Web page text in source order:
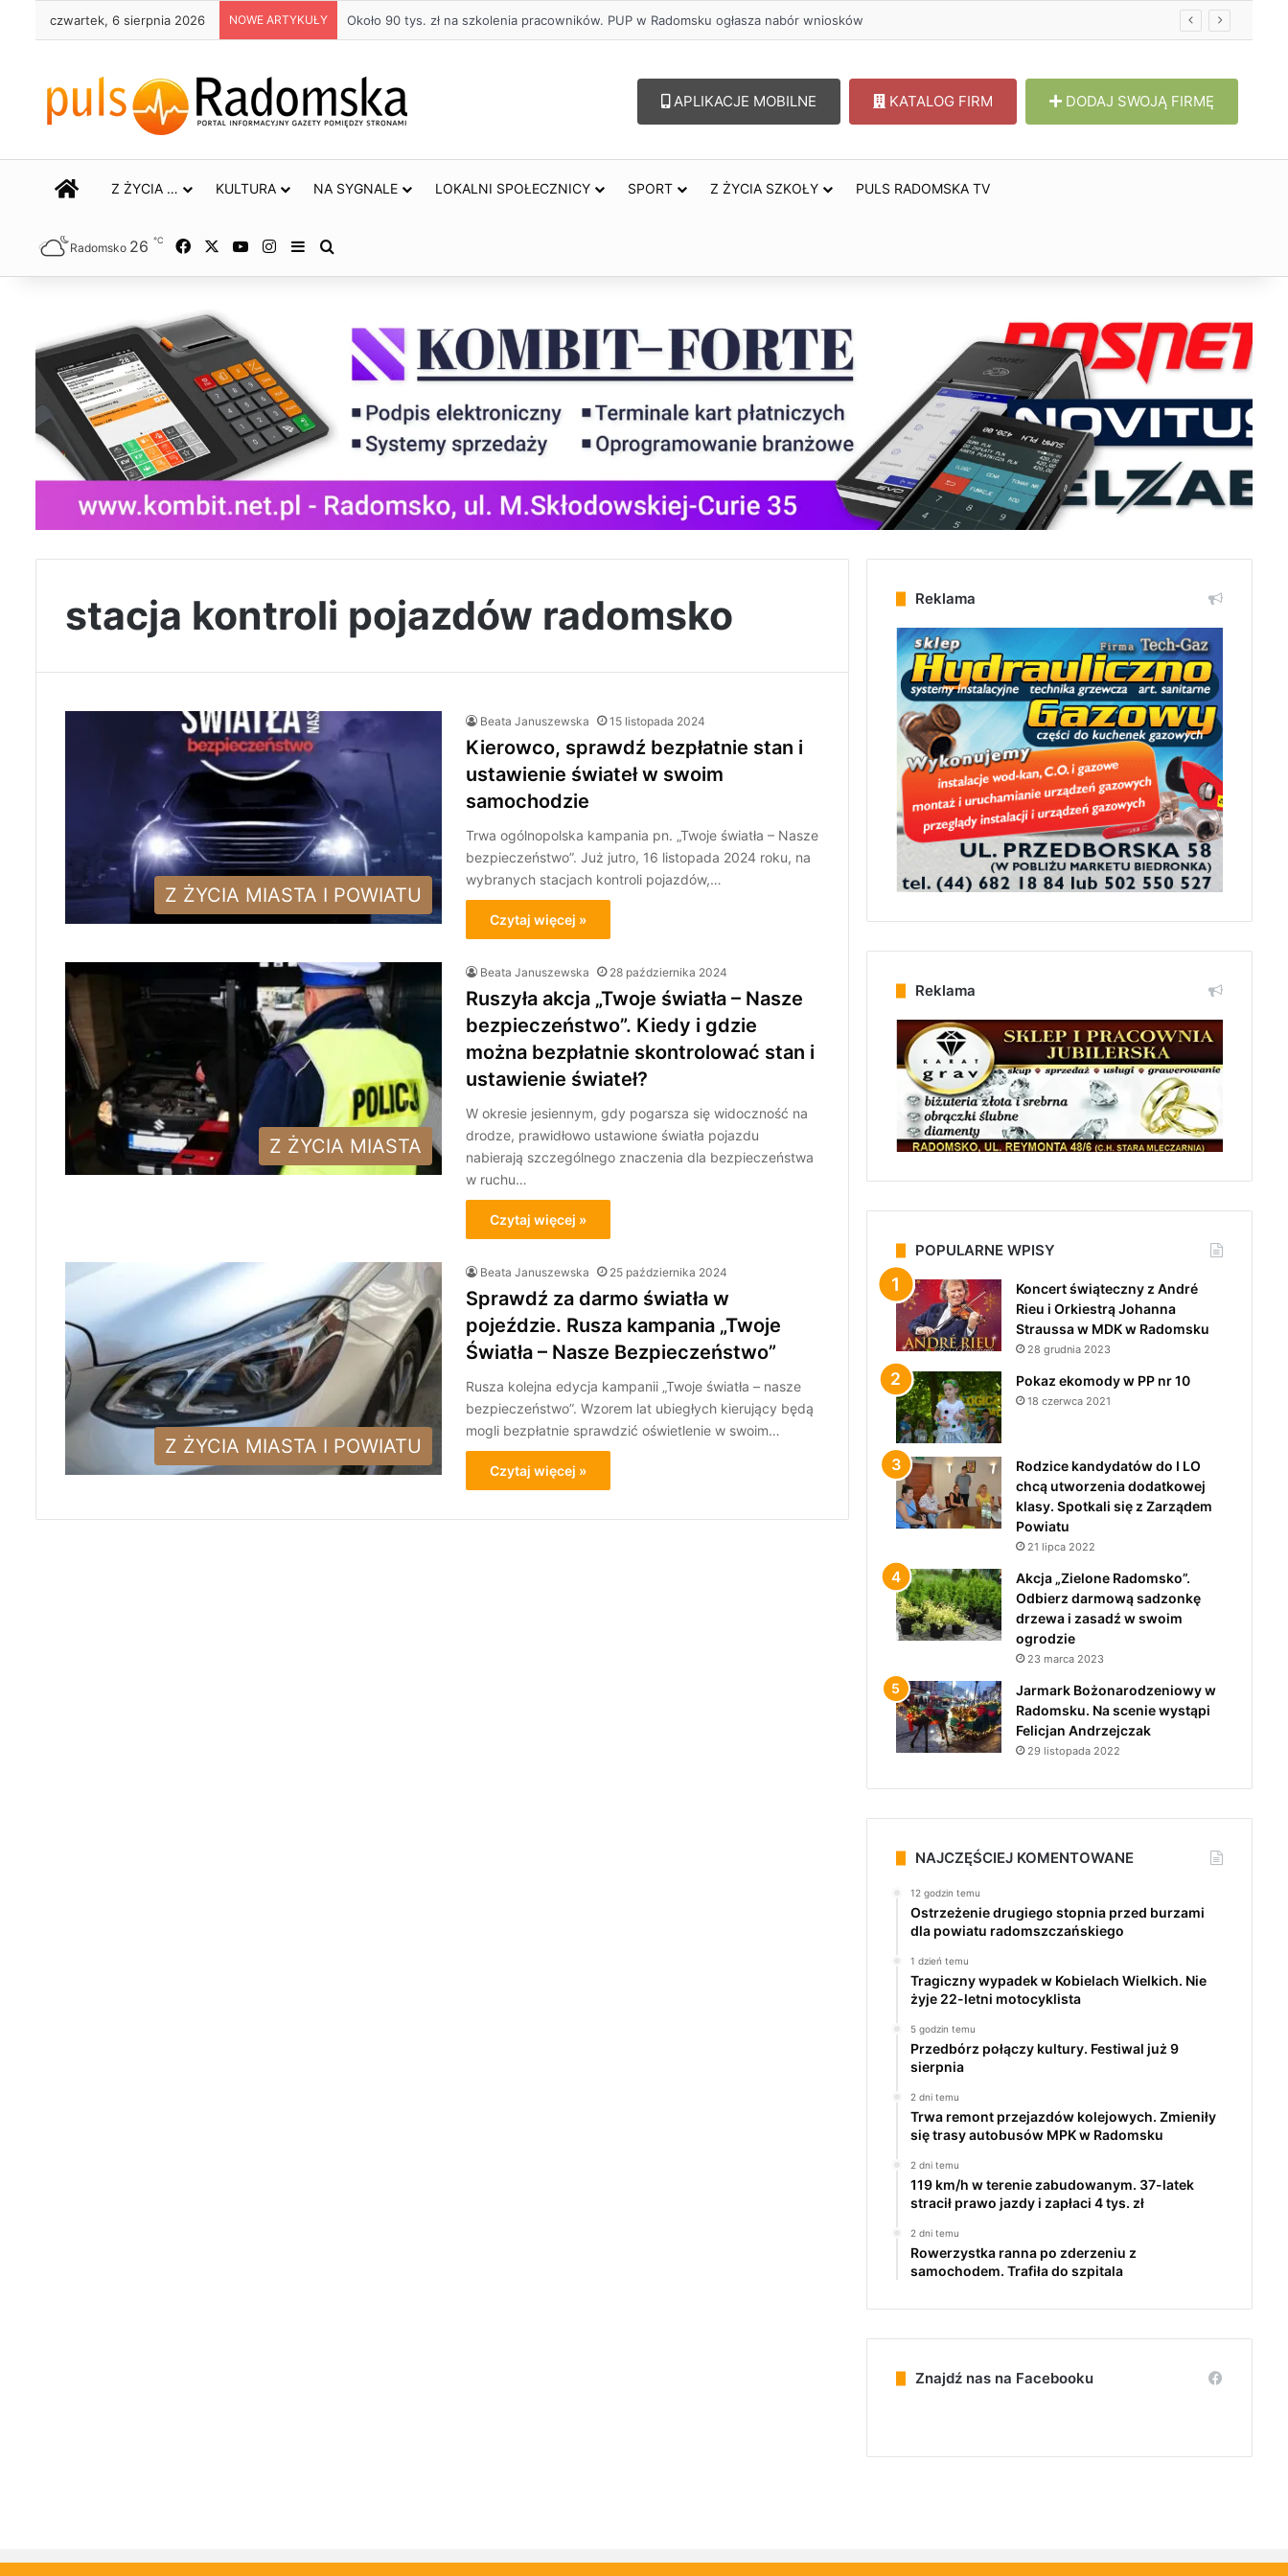
czwartek, 6 sierpnia 2026 NOWE ARTYKUŁY Około 90 tys. zł na szkolenia pracowników. PUP w Radomsku ogłasza nabór wniosków
APLIKACJE MOBILNE KATALOG FIRM DODAJ SWOJĄ FIRMĘ
STRONA GŁÓWNA
Z ŻYCIA … KULTURA NA SYGNALE LOKALNI SPOŁECZNICY SPORT Z ŻYCIA SZKOŁY PULS RADOMSKA TV
Radomsko 26 ℃ Facebook YouTubeInstagram
Sidebar
stacja kontroli pojazdów radomsko
Z ŻYCIA MIASTA I POWIATU
Beata Januszewska 15 listopada 2024
Kierowco, sprawdź bezpłatnie stan i
ustawienie świateł w swoim
samochodzie
Trwa ogólnopolska kampania pn. „Twoje światła – Nasze
bezpieczeństwo”. Już jutro, 16 listopada 2024 roku, na
wybranych stacjach kontroli pojazdów,…
Czytaj więcej »
Z ŻYCIA MIASTA
Beata Januszewska 28 października 2024
Ruszyła akcja „Twoje światła – Nasze
bezpieczeństwo”. Kiedy i gdzie
można bezpłatnie skontrolować stan i
ustawienie świateł?
W okresie jesiennym, gdy pogarsza się widoczność na
drodze, prawidłowo ustawione światła pojazdu
nabierają szczególnego znaczenia dla bezpieczeństwa
w ruchu…
Czytaj więcej »
Z ŻYCIA MIASTA I POWIATU
Beata Januszewska 25 października 2024
Sprawdź za darmo światła w
pojeździe. Rusza kampania „Twoje
Światła – Nasze Bezpieczeństwo”
Rusza kolejna edycja kampanii „Twoje światła – nasze
bezpieczeństwo”. Wzorem lat ubiegłych kierujący będą
mogli bezpłatnie sprawdzić oświetlenie w swoim…
Czytaj więcej »
Reklama
Reklama
POPULARNE WPISY
Koncert świąteczny z André
Rieu i Orkiestrą Johanna
Straussa w MDK w Radomsku
28 grudnia 2023
Pokaz ekomody w PP nr 10
18 czerwca 2021
Rodzice kandydatów do I LO
chcą utworzenia dodatkowej
klasy. Spotkali się z Zarządem
Powiatu
21 lipca 2022
Akcja „Zielone Radomsko”.
Odbierz darmową sadzonkę
drzewa i zasadź w swoim
ogrodzie
23 marca 2023
Jarmark Bożonarodzeniowy w
Radomsku. Na scenie wystąpi
Felicjan Andrzejczak
29 listopada 2022
NAJCZĘŚCIEJ KOMENTOWANE
12 godzin temu
Ostrzeżenie drugiego stopnia przed burzami
dla powiatu radomszczańskiego
1 dzień temu
Tragiczny wypadek w Kobielach Wielkich. Nie
żyje 22-letni motocyklista
5 godzin temu
Przedbórz połączy kultury. Festiwal już 9
sierpnia
2 dni temu
Trwa remont przejazdów kolejowych. Zmieniły
się trasy autobusów MPK w Radomsku
2 dni temu
119 km/h w terenie zabudowanym. 37-latek
stracił prawo jazdy i zapłaci 4 tys. zł
2 dni temu
Rowerzystka ranna po zderzeniu z
samochodem. Trafiła do szpitala
Znajdź nas na Facebooku